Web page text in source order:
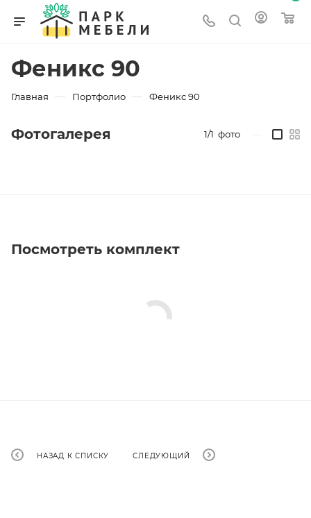
Феникс 90
Главная — Портфолио — Феникс 90
Фотогалерея 1/1 фото
Посмотреть комплект
НАЗАД К СПИСКУ СЛЕДУЮЩИЙ